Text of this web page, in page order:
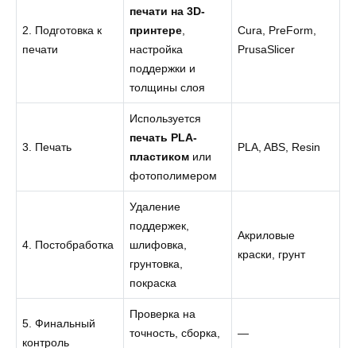
2. Подготовка к
печати
печати на 3D-
принтере,
настройка
поддержки и
толщины слоя
Cura, PreForm,
PrusaSlicer
3. Печать
Используется
печать PLA-
пластиком или
фотополимером
PLA, ABS, Resin
4. Постобработка
Удаление
поддержек,
шлифовка,
грунтовка,
покраска
Акриловые
краски, грунт
5. Финальный
контроль
Проверка на
точность, сборка,
—